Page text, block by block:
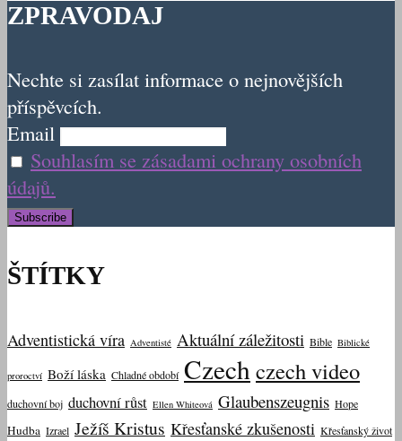
ZPRAVODAJ
Nechte si zasílat informace o nejnovějších
příspěvcích.
Email
Souhlasím se zásadami ochrany osobních
údajů.
ŠTÍTKY
Adventistická víra Adventisté Aktuální záležitosti Bible Biblické
proroctví Boží láska Chladné období Czechczech video
duchovní boj duchovní růst Ellen Whiteová Glaubenszeugnis Hope
Hudba Izrael Ježíš Kristus Křesťanské zkušenosti Křesťanský život